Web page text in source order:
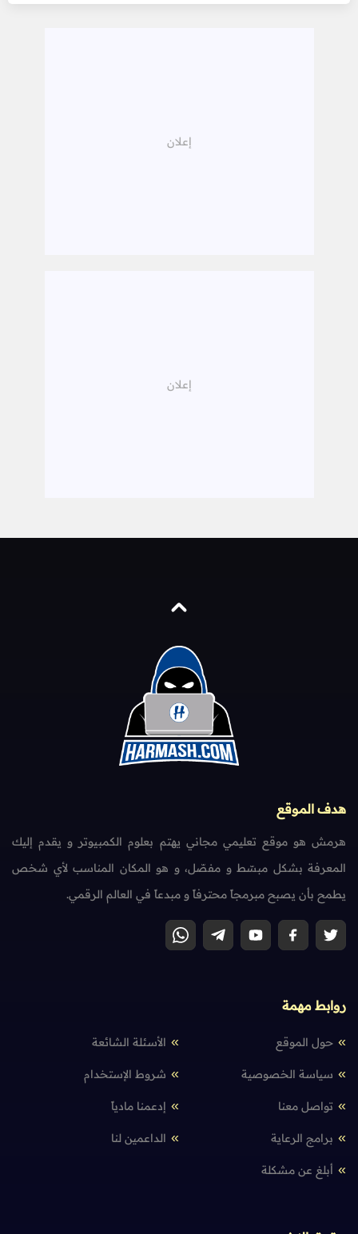
هدف الموقع
هرمش هو موقع تعليمي مجاني يهتم بعلوم الكمبيوتر و يقدم إليك
المعرفة بشكل مبسّط و مفصّل، و هو المكان المناسب لأي شخص
يطمح بأن يصبح مبرمجاً محترفاً و مبدعاً في العالم الرقمي.
روابط مهمة
حول الموقع الأسئلة الشائعة
سياسة الخصوصية شروط الإستخدام
تواصل معنا إدعمنا مادياً
برامج الرعاية الداعمين لنا
أبلغ عن مشكلة